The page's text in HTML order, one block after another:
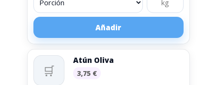
Añadir
🛒
Atún Oliva
3,75 €